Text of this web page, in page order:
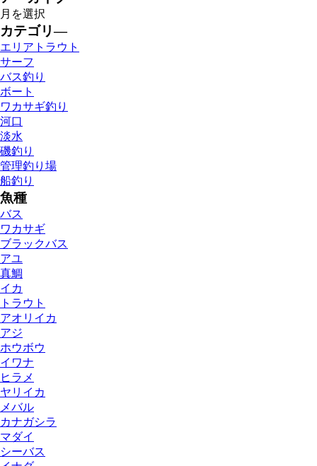
カテゴリ―
エリアトラウト
サーフ
バス釣り
ボート
ワカサギ釣り
河口
淡水
磯釣り
管理釣り場
船釣り
魚種
バス
ワカサギ
ブラックバス
アユ
真鯛
イカ
トラウト
アオリイカ
アジ
ホウボウ
イワナ
ヒラメ
ヤリイカ
メバル
カナガシラ
マダイ
シーバス